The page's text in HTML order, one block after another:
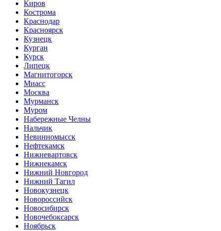
Киров
Кострома
Краснодар
Красноярск
Кузнецк
Курган
Курск
Липецк
Магнитогорск
Миасс
Москва
Мурманск
Муром
Набережные Челны
Нальчик
Невинномысск
Нефтекамск
Нижневартовск
Нижнекамск
Нижний Новгород
Нижний Тагил
Новокузнецк
Новороссийск
Новосибирск
Новочебоксарск
Ноябрьск